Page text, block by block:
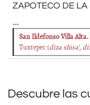
ZAPOTECO DE LA
...
San Ildefonso Villa Alta.
Tuxtepec (diza shisa’,
Descubre las